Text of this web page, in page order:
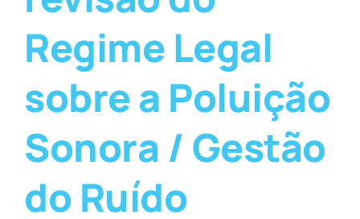
Regime Legal
sobre a Poluição
Sonora / Gestão
do Ruído